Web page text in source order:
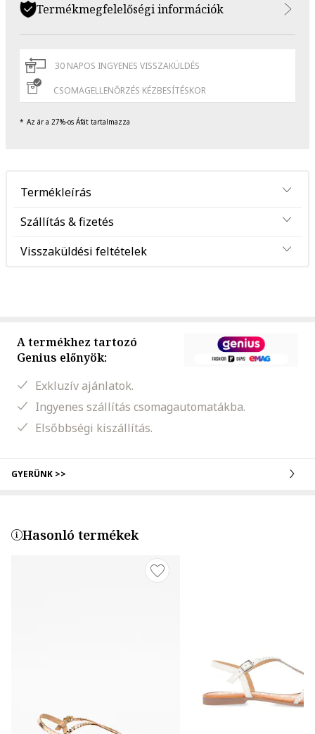
Termékmegfelelőségi információk
30 NAPOS INGYENES VISSZAKÜLDÉS
CSOMAGELLENŐRZÉS KÉZBESÍTÉSKOR
Az ár a 27%-os Áfát tartalmazza
Termékleírás
Szállítás & fizetés
Visszaküldési feltételek
A termékhez tartozó
Genius előnyök:
Exkluzív ajánlatok.
Ingyenes szállítás csomagautomatákba.
Elsőbbségi kiszállítás.
GYERÜNK >>
Hasonló termékek